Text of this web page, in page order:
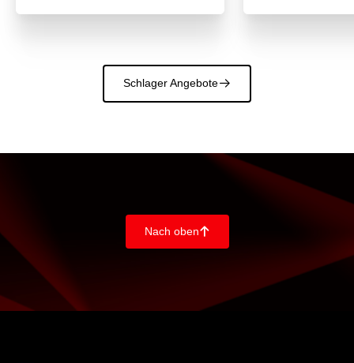
Schlager Angebote􀄫
Nach oben􀄨